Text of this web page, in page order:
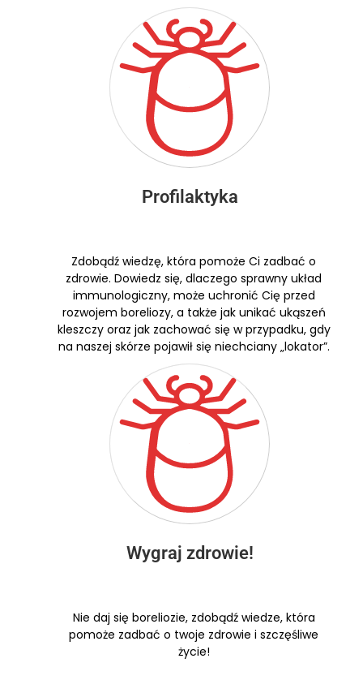
Profilaktyka
Zdobądź wiedzę, która pomoże Ci zadbać o
zdrowie. Dowiedz się, dlaczego sprawny układ
immunologiczny, może uchronić Cię przed
rozwojem boreliozy, a także jak unikać ukąszeń
kleszczy oraz jak zachować się w przypadku, gdy
na naszej skórze pojawił się niechciany „lokator”.
Wygraj zdrowie!
Nie daj się boreliozie, zdobądź wiedze, która
pomoże zadbać o twoje zdrowie i szczęśliwe
życie!